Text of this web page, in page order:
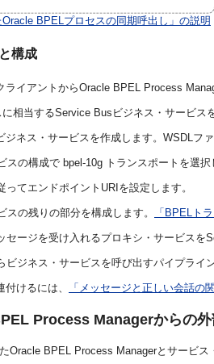
Oracle BPELプロセスの同期呼出し」の説明
構成
ライアントからOracle BPEL Process
相当するService Busビジネス・サービス
ジネス・サービスを作成します。WSDLフ
スの構成で bpel-10g トランスポートを選択
ってエンドポイントURIを設定します。
スの残りの部分を構成します。 「BPELト
セージを受け入れるプロキシ・サービスを
ビジネス・サービスを呼び出すパイプライ
けるには、 「メッセージと正しい会話の
Process Managerからの
Oracle BPEL Process Managerとサービ